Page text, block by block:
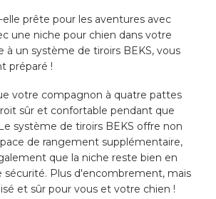
prête pour les aventures avec
une niche pour chien dans votre
à un système de tiroirs BEKS, vous
préparé !
votre compagnon à quatre pattes
sûr et confortable pendant que
système de tiroirs BEKS offre non
de rangement supplémentaire,
que la niche reste bien en
Plus d'encombrement, mais
et sûr pour vous et votre chien !